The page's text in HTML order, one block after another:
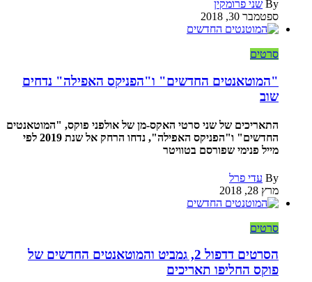
By שני פרומקין
ספטמבר 30, 2018
סרטים
"המוטאנטים החדשים" ו"הפניקס האפילה" נדחים
שוב
התאריכים של שני סרטי האקס-מן של אולפני פוקס, "המוטאנטים
החדשים" ו"הפניקס האפילה", נדחו הרחק אל שנת 2019 לפי
מייל פנימי שפורסם בטוויטר
By עדי פרל
מרץ 28, 2018
סרטים
הסרטים דדפול 2, גמביט והמוטאנטים החדשים של
פוקס החליפו תאריכים